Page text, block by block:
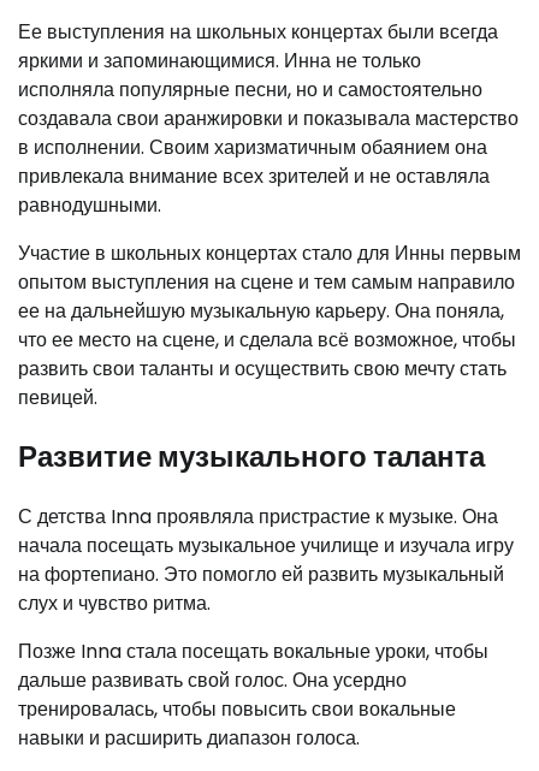
Ее выступления на школьных концертах были всегда
яркими и запоминающимися. Инна не только
исполняла популярные песни, но и самостоятельно
создавала свои аранжировки и показывала мастерство
в исполнении. Своим харизматичным обаянием она
привлекала внимание всех зрителей и не оставляла
равнодушными.
Участие в школьных концертах стало для Инны первым
опытом выступления на сцене и тем самым направило
ее на дальнейшую музыкальную карьеру. Она поняла,
что ее место на сцене, и сделала всё возможное, чтобы
развить свои таланты и осуществить свою мечту стать
певицей.
Развитие музыкального таланта
С детства Inna проявляла пристрастие к музыке. Она
начала посещать музыкальное училище и изучала игру
на фортепиано. Это помогло ей развить музыкальный
слух и чувство ритма.
Позже Inna стала посещать вокальные уроки, чтобы
дальше развивать свой голос. Она усердно
тренировалась, чтобы повысить свои вокальные
навыки и расширить диапазон голоса.